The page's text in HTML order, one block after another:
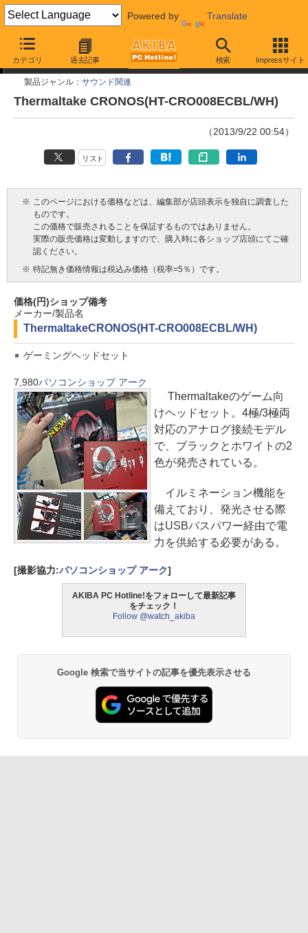
Powered by Translate
カテゴリ 過去記事 検索 Impressサイト
今週見つけた新製品
製品ジャンル： サウンド関連
Thermaltake CRONOS(HT-CRO008ECBL/WH)
（2013/9/22 00:54）
リスト
※ このページにおける価格などは、編集部が店頭表示を独自に調査した
ものです。
この価格で販売されることを保証するものではありません。
実際の販売価格は変動しますので、購入時に各ショップ店頭にてご確
認ください。
※ 特記無き価格情報は税込み価格（税率=5％）です。
価格(円)ショップ備考
メーカー/製品名
ThermaltakeCRONOS(HT-CRO008ECBL/WH)
ゲーミングヘッドセット
7,980パソコンショップ アーク
Thermaltakeのゲーム向
けヘッドセット。4極/3極両
対応のアナログ接続モデル
で、ブラックとホワイトの2
色が発売されている。
イルミネーション機能を
備えており、発光させる際
はUSBバスパワー経由で電
力を供給する必要がある。
[撮影協力:パソコンショップ アーク]
AKIBA PC Hotline!をフォローして最新記事
をチェック！
Follow @watch_akiba
Google 検索で当サイトの記事を優先表示させる